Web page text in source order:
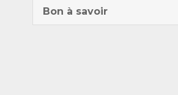
Bon à savoir